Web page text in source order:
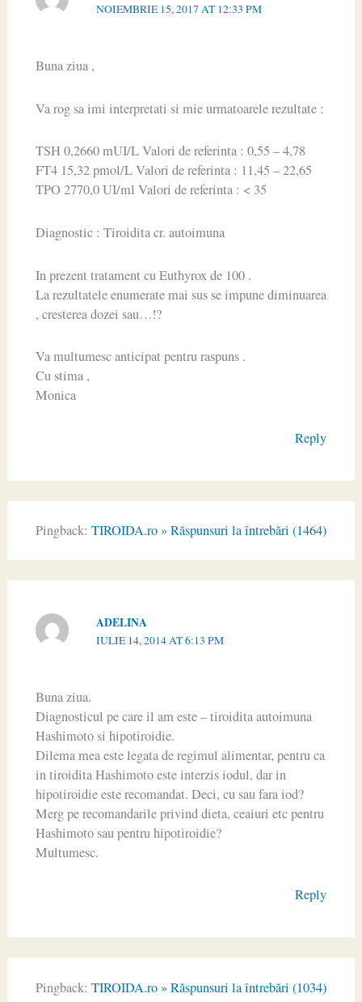
NOIEMBRIE 15, 2017 AT 12:33 PM
Buna ziua ,
Va rog sa imi interpretati si mie urmatoarele rezultate :
TSH 0,2660 mUI/L Valori de referinta : 0,55 – 4,78
FT4 15,32 pmol/L Valori de referinta : 11,45 – 22,65
TPO 2770,0 UI/ml Valori de referinta : < 35
Diagnostic : Tiroidita cr. autoimuna
In prezent tratament cu Euthyrox de 100 .
La rezultatele enumerate mai sus se impune diminuarea
, cresterea dozei sau…!?
Va multumesc anticipat pentru raspuns .
Cu stima ,
Monica
Reply
Pingback: TIROIDA.ro » Răspunsuri la întrebări (1464)
ADELINA
IULIE 14, 2014 AT 6:13 PM
Buna ziua.
Diagnosticul pe care il am este – tiroidita autoimuna
Hashimoto si hipotiroidie.
Dilema mea este legata de regimul alimentar, pentru ca
in tiroidita Hashimoto este interzis iodul, dar in
hipotiroidie este recomandat. Deci, cu sau fara iod?
Merg pe recomandarile privind dieta, ceaiuri etc pentru
Hashimoto sau pentru hipotiroidie?
Multumesc.
Reply
Pingback: TIROIDA.ro » Răspunsuri la întrebări (1034)